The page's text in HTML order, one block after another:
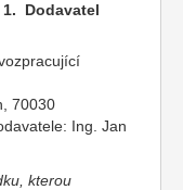
Dodavatel
70030
Ing. Jan
kterou